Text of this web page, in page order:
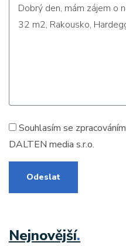
Souhlasím se zpracováním
DALTEN media s.r.o.
Odeslat
Nejnovější.